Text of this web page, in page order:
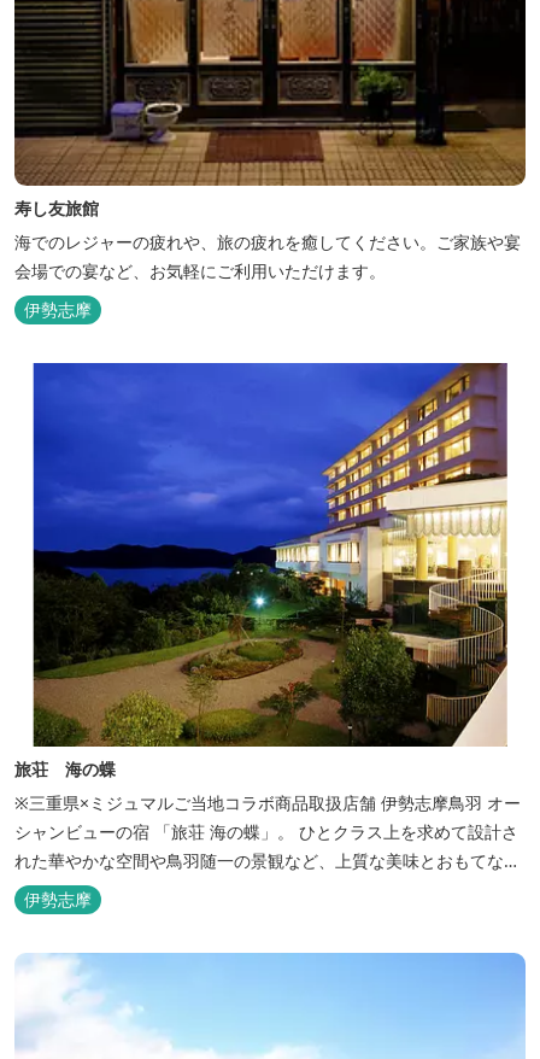
寿し友旅館
海でのレジャーの疲れや、旅の疲れを癒してください。ご家族や宴
会場での宴など、お気軽にご利用いただけます。
伊勢志摩
旅荘 海の蝶
※三重県×ミジュマルご当地コラボ商品取扱店舗 伊勢志摩鳥羽 オー
シャンビューの宿 「旅荘 海の蝶」。 ひとクラス上を求めて設計さ
れた華やかな空間や鳥羽随一の景観など、上質な美味とおもてなし
をお約束します。 海の蝶ならではのゆとりの休日をお過ごし下さい
ませ。
伊勢志摩